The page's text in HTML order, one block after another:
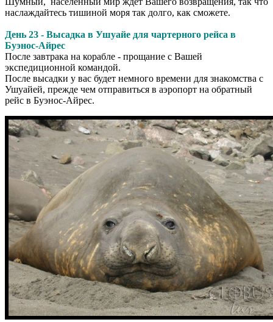
наслаждайтесь тишиной моря так долго, как сможете.
День 23 - Высадка в Ушуайе для чартерного рейса в
Буэнос-Айрес
После завтрака на корабле - прощание с Вашей
экспедиционной командой.
После высадки у вас будет немного времени для знакомства с
Ушуайей, прежде чем отправиться в аэропорт на обратный
рейс в Буэнос-Айрес.